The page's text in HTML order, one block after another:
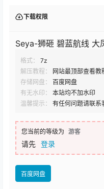
下载权限
Seya-狮砸 碧蓝航线 大
格式：
7z
解压教程：
网站最顶部查看教
存储网盘：
百度网盘
有无水印：
本站均不加水印
温馨提示：
有任何问题请联系
您当前的等级为 游客
请先 登录
百度网盘